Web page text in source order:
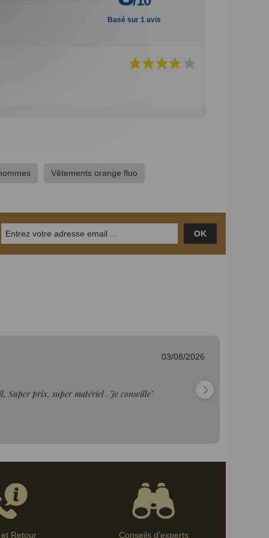
Basé sur 1 avis
Vêtements orange fluo
OK
03/08/2026
Super prix, super matériel . Je conseille"
et Retour Conseils d'experts